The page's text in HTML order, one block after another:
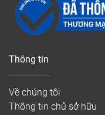
Thông tin
Về chúng tôi
Thông tin chủ sở hữu